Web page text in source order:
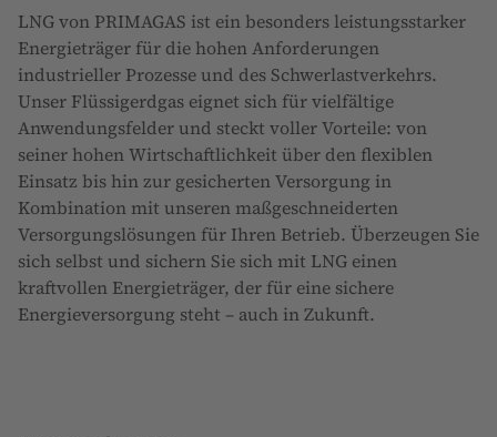
LNG von PRIMAGAS ist ein besonders leistungsstarker
Energieträger für die hohen Anforderungen
industrieller Prozesse und des Schwerlastverkehrs.
Unser Flüssigerdgas eignet sich für vielfältige
Anwendungsfelder und steckt voller Vorteile: von
seiner hohen Wirtschaftlichkeit über den flexiblen
Einsatz bis hin zur gesicherten Versorgung in
Kombination mit unseren maßgeschneiderten
Versorgungslösungen für Ihren Betrieb. Überzeugen Sie
sich selbst und sichern Sie sich mit LNG einen
kraftvollen Energieträger, der für eine sichere
Energieversorgung steht – auch in Zukunft.